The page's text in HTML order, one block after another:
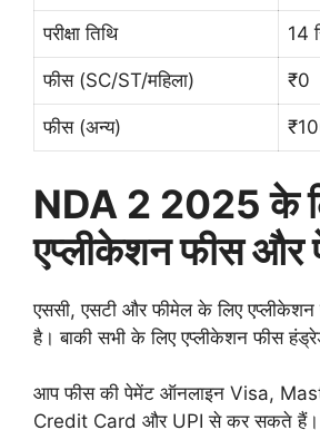
परीक्षा तिथि 14
फीस (SC/ST/महिला) ₹0
फीस (अन्य)
NDA 2 2025 के
एप्लीकेशन फीस और
एससी, एसटी और फीमेल के लिए एप्लीकेशन
है। बाकी सभी के लिए एप्लीकेशन फीस
आप फीस की पेमेंट ऑनलाइन Visa,
Credit Card और UPI से कर सकते हैं।